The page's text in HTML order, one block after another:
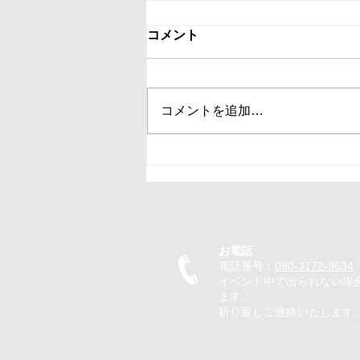
ト ピエロ】保育園イベントで
に
コメント
コメントを追加…
お電話
電話番号： 080-3172-9634
イベント中で出られない場
ます。
折り返しご連絡いたします